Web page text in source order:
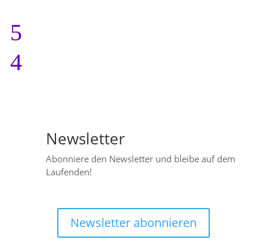
Newsletter
Abonniere den Newsletter und bleibe auf dem
Laufenden!
Newsletter abonnieren